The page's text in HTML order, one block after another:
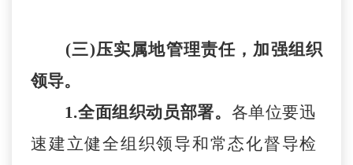
(三)压实属地管理责任，加强组织
领导。
1.全面组织动员部署。 各单位要迅
速建立健全组织领导和常态化督导检